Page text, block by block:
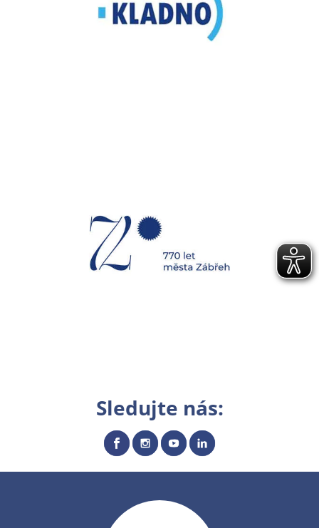
Sledujte nás: